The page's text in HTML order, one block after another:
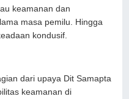
keamanan dan
masa pemilu. Hingga
kondusif.
dari upaya Dit Samapta
keamanan di